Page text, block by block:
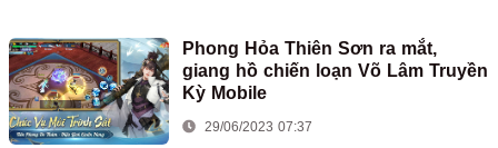
Phong Hỏa Thiên Sơn ra mắt,
giang hồ chiến loạn Võ Lâm Truyền
Kỳ Mobile
29/06/2023 07:37